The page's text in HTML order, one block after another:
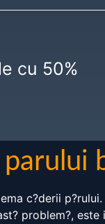
cu 50%
c?derii
problem?,